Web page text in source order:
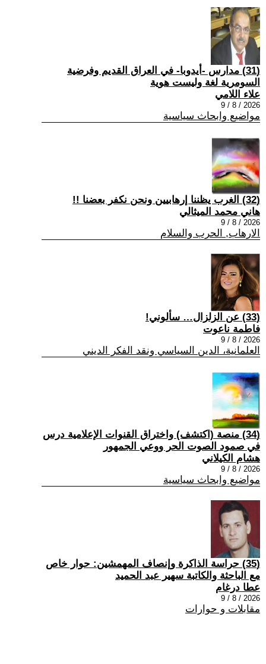
(31) مدارس -أيدوبا- في العراق القديم وفرضية
السومرية لغة وليست هوية
علاء اللامي
2026 / 8 / 9
مواضيع وابحاث سياسية
(32) الغرب يظننا إرهابيين ونحن نكفر بعضنا !!
هاني محمد الميثالي
2026 / 8 / 9
الارهاب, الحرب والسلام
(33) عن الزلزال… سألوني!
فاطمة ناعوت
2026 / 8 / 9
العلمانية، الدين السياسي ونقد الفكر الديني
(34) منصة (اكتشف) واختراق القنوات الإعلامية درس
في صمود الصوت الحر ووعي الجمهور
هشام الكيلاني
2026 / 8 / 9
مواضيع وابحاث سياسية
(35) حراسة الذاكرة وإنصاف المهمشين: حوار خاص
مع الباحثة والكاتبة سهير عبد الحميد
عطا درغام
2026 / 8 / 9
مقابلات و حوارات